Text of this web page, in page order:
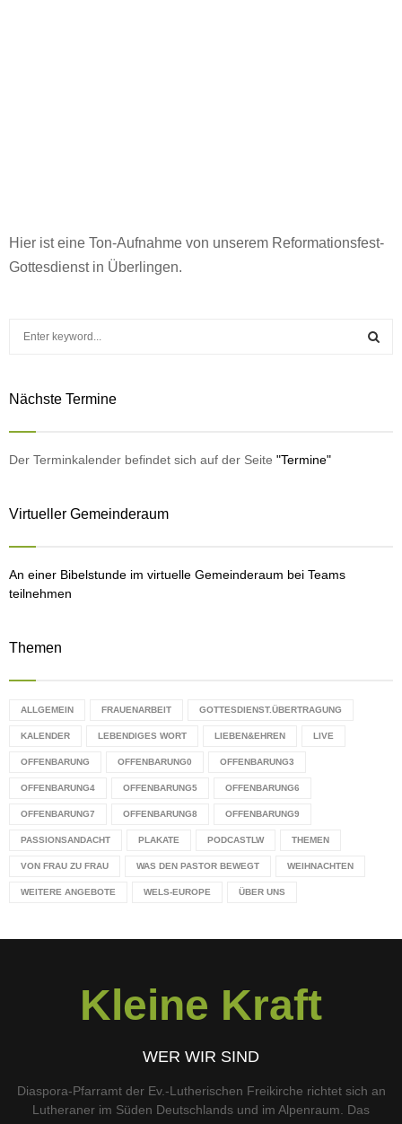
Hier ist eine Ton-Aufnahme von unserem Reformationsfest-
Gottesdienst in Überlingen.
c
o
Nächste Termine
Der Terminkalender befindet sich auf der Seite "Termine"
Virtueller Gemeinderaum
An einer Bibelstunde im virtuelle Gemeinderaum bei Teams
teilnehmen
Themen
ALLGEMEIN FRAUENARBEIT GOTTESDIENST.ÜBERTRAGUNG
KALENDER LEBENDIGES WORT LIEBEN&EHREN LIVE
OFFENBARUNG OFFENBARUNG0 OFFENBARUNG3
OFFENBARUNG4 OFFENBARUNG5 OFFENBARUNG6
OFFENBARUNG7 OFFENBARUNG8 OFFENBARUNG9
PASSIONSANDACHT PLAKATE PODCASTLW THEMEN
VON FRAU ZU FRAU WAS DEN PASTOR BEWEGT WEIHNACHTEN
WEITERE ANGEBOTE WELS-EUROPE ÜBER UNS
Kleine Kraft
WER WIR SIND
Diaspora-Pfarramt der Ev.-Lutherischen Freikirche richtet sich an
Lutheraner im Süden Deutschlands und im Alpenraum. Das